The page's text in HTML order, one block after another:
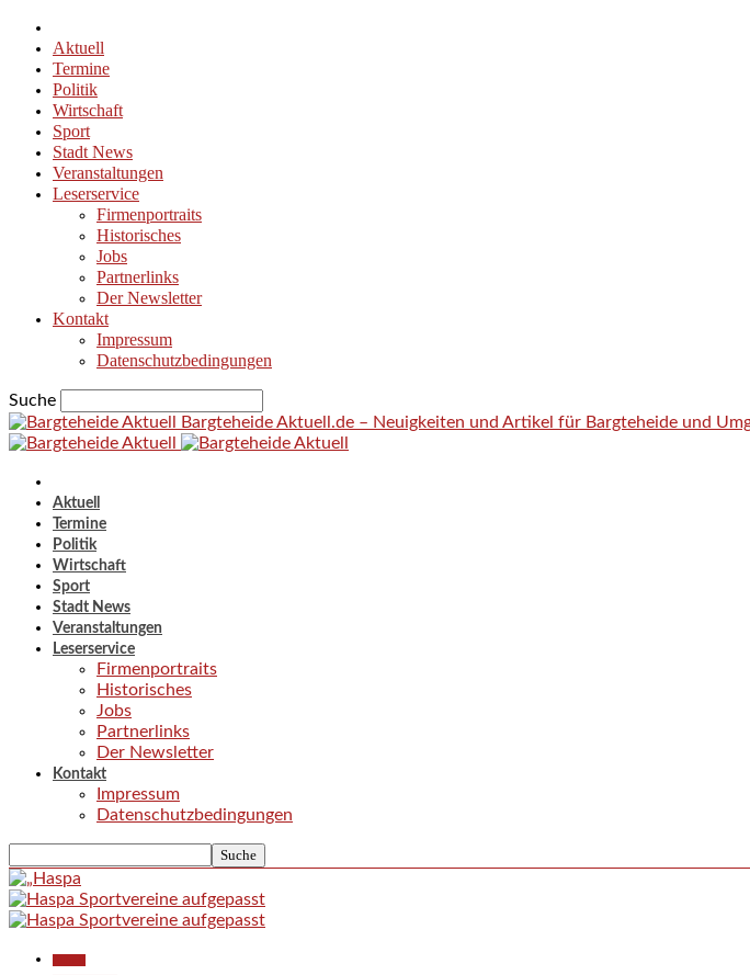
Aktuell
Termine
Politik
Wirtschaft
Sport
Stadt News
Veranstaltungen
Leserservice
Firmenportraits
Historisches
Jobs
Partnerlinks
Der Newsletter
Kontakt
Impressum
Datenschutzbedingungen
Suche
Bargteheide Aktuell.de – Neuigkeiten und Artikel für Bargteheide und
Aktuell
Termine
Politik
Wirtschaft
Sport
Stadt News
Veranstaltungen
Leserservice
Firmenportraits
Historisches
Jobs
Partnerlinks
Der Newsletter
Kontakt
Impressum
Datenschutzbedingungen